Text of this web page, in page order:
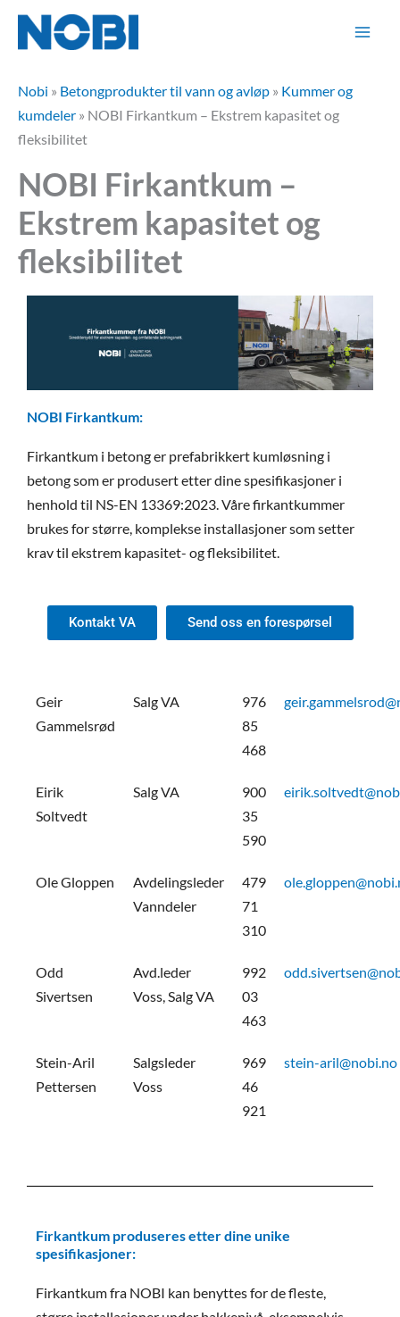
Hopp
innholdet
Nobi » Betongprodukter til vann og avløp » Kummer og
kumdeler » NOBI Firkantkum – Ekstrem kapasitet og
fleksibilitet
NOBI Firkantkum –
Ekstrem kapasitet og
fleksibilitet
NOBI Firkantkum:
Firkantkum i betong er prefabrikkert kumløsning i
betong som er produsert etter dine spesifikasjoner i
henhold til NS-EN 13369:2023. Våre firkantkummer
brukes for større, komplekse installasjoner som setter
krav til ekstrem kapasitet- og fleksibilitet.
Kontakt VA Send oss en forespørsel
Geir
Gammelsrød
Salg VA
976
85
468
Eirik
Soltvedt
Salg VA
900
35
590
Ole Gloppen
Avdelingsleder
Vanndeler
479
71
310
Odd
Sivertsen
Avd.leder
Voss, Salg VA
992
03
463
Stein-Aril
Pettersen
Salgsleder
Voss
969
46
921
stein-aril@nobi.no
Firkantkum produseres etter dine unike
spesifikasjoner:
Firkantkum fra NOBI kan benyttes for de fleste,